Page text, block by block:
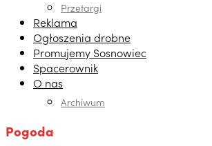
Przetargi
Reklama
Ogłoszenia drobne
Promujemy Sosnowiec
Spacerownik
O nas
Archiwum
Pogoda